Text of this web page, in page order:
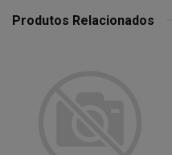
Produtos Relacionados